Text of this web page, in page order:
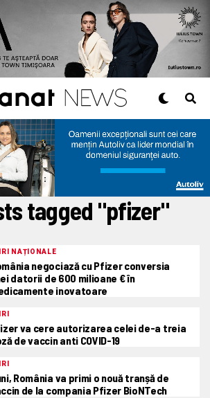
tagged "pfizer"
NAȚIONALE
negociază cu Pfizer conversia
datorii de 600 milioane € în
inovatoare
va cere autorizarea celei de-a treia
de vaccin anti COVID-19
România va primi o nouă tranșă de
de la compania Pfizer BioNTech